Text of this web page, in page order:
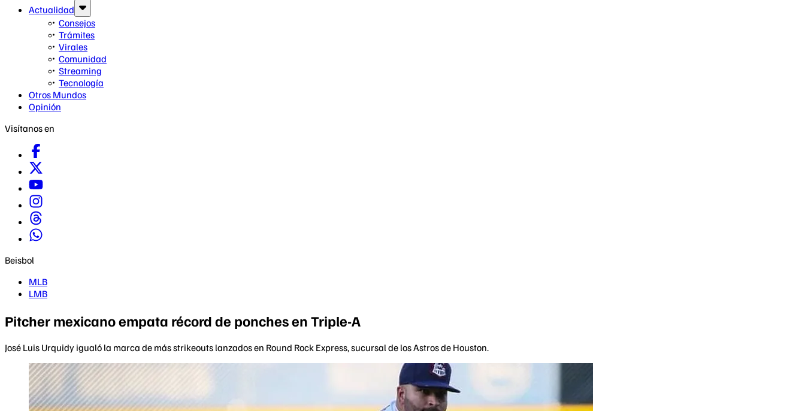
Actualidad
Consejos
Trámites
Virales
Comunidad
Streaming
Tecnología
Otros Mundos
Opinión
Visítanos en
Beisbol
MLB
LMB
Pitcher mexicano empata récord de ponches en Triple-A
José Luis Urquidy igualó la marca de más strikeouts lanzados en Round Rock Express, sucursal de los Astros de Houston.